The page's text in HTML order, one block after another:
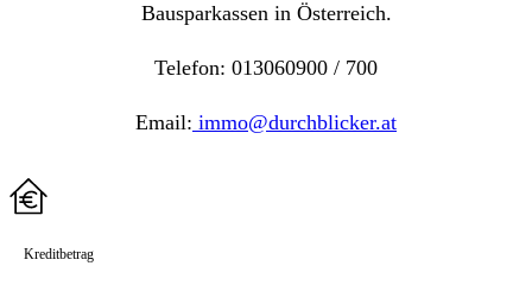
Bausparkassen in Österreich.
Telefon: 013060900 / 700
Email: immo@durchblicker.at
Kreditbetrag